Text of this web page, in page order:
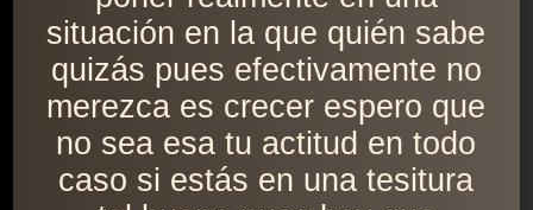
situación en la que quién sabe
quizás pues efectivamente no
merezca es crecer espero que
no sea esa tu actitud en todo
caso si estás en una tesitura